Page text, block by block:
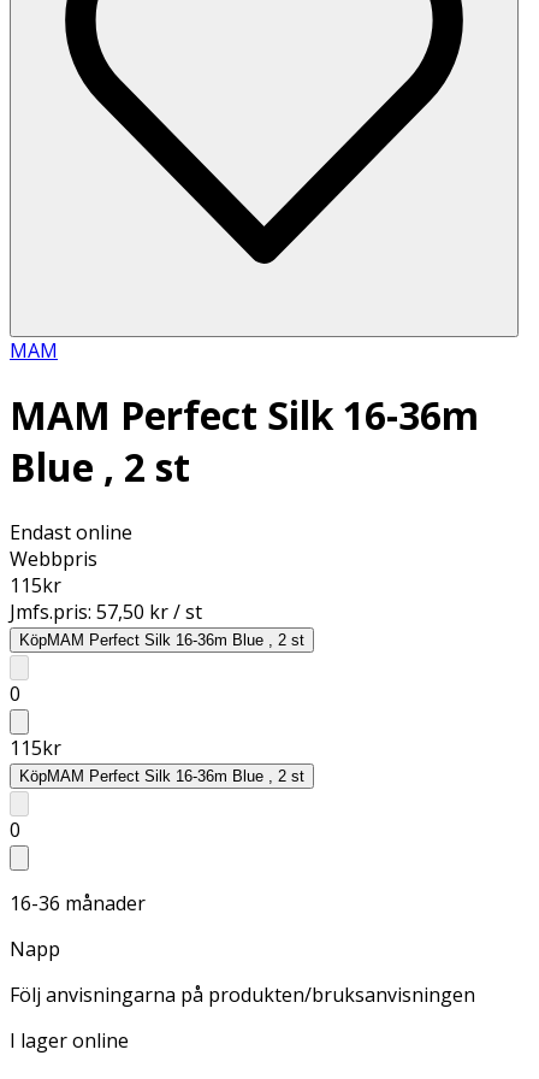
MAM
MAM Perfect Silk 16-36m
Blue , 2 st
Endast online
Webbpris
115kr
Jmfs.pris: 57,50 kr / st
KöpMAM Perfect Silk 16-36m Blue , 2 st
0
115kr
KöpMAM Perfect Silk 16-36m Blue , 2 st
0
16-36 månader
Napp
Följ anvisningarna på produkten/bruksanvisningen
I lager online